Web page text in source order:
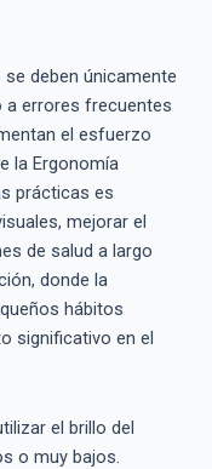
deben únicamente
a errores frecuentes
el esfuerzo
la Ergonomía
prácticas es
mejorar el
de salud a largo
donde la
hábitos
significativo en el
el brillo del
o muy bajos.